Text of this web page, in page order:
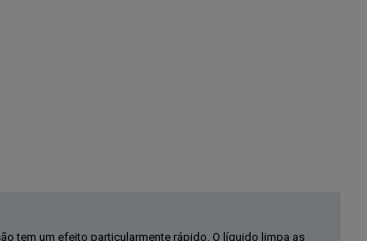
tem um efeito particularmente rápido. O líquido limpa as